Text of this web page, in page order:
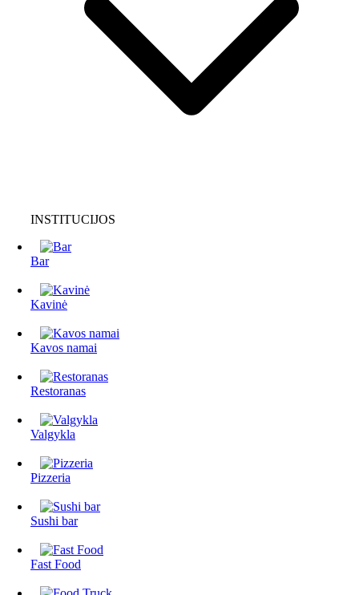
INSTITUCIJOS
Bar
Kavinė
Kavos namai
Restoranas
Valgykla
Pizzeria
Sushi bar
Fast Food